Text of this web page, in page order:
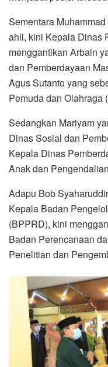
Sementara
ahli, kini Kepala Dinas
menggantikan Arbain
dan Pemberdayaan
Agus Sutanto yang
Pemuda dan Olahraga
Sedangkan Mariyam
Dinas Sosial dan
Kepala Dinas
Anak dan
Adapu Bob
Kepala Badan
(BPPRD), kini
Badan Perencanaan
Penelitian dan